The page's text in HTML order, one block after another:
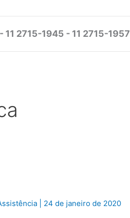
11 2715-1945 - 11 2715-1957
24 de janeiro de 2020